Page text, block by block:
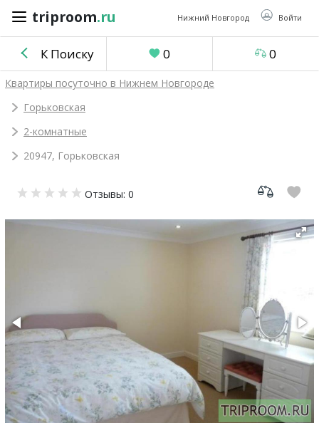
triproom.ru Нижний Новгород Войти
triproom .ru
Российский
Войти / Зарегистрироваться
объявление
К Поиску 0 0
Квартиры посуточно в Нижнем Новгороде
Горьковская
2-комнатные
20947, Горьковская
Отзывы: 0